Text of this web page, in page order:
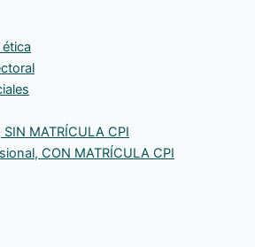
MATRÍCULA CPI
CON MATRÍCULA CPI